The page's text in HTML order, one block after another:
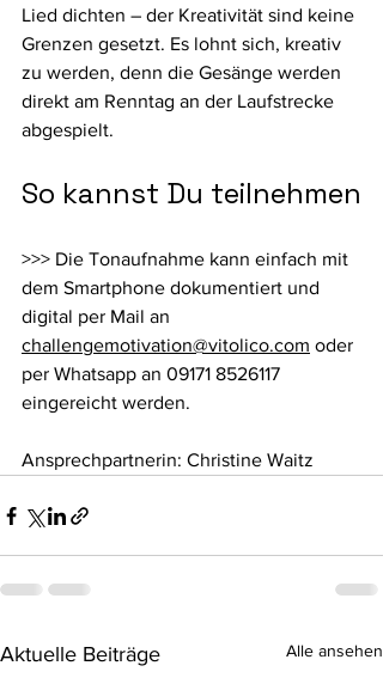
Lied dichten – der Kreativität sind keine
Grenzen gesetzt. Es lohnt sich, kreativ
zu werden, denn die Gesänge werden
direkt am Renntag an der Laufstrecke
abgespielt.
So kannst Du teilnehmen
>>> Die Tonaufnahme kann einfach mit
dem Smartphone dokumentiert und
digital per Mail an
challengemotivation@vitolico.com oder
per Whatsapp an 09171 8526117
eingereicht werden.
Ansprechpartnerin: Christine Waitz
Aktuelle Beiträge Alle ansehen